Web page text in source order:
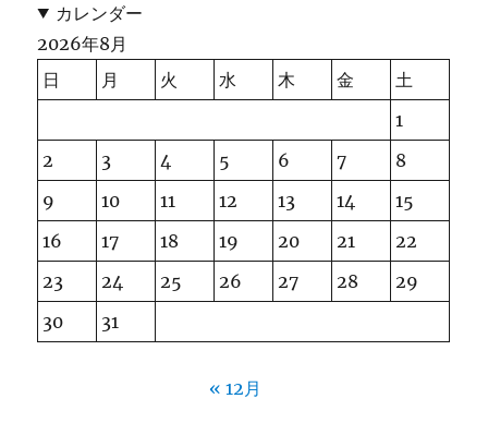
カレンダー
2026年8月
日
月 火 水 木 金
土
1
2
3 4 5 6 7
8
9
10 11 12 13 14
15
16
17 18 19 20 21
22
23
24 25 26 27 28
29
30
31
« 12月